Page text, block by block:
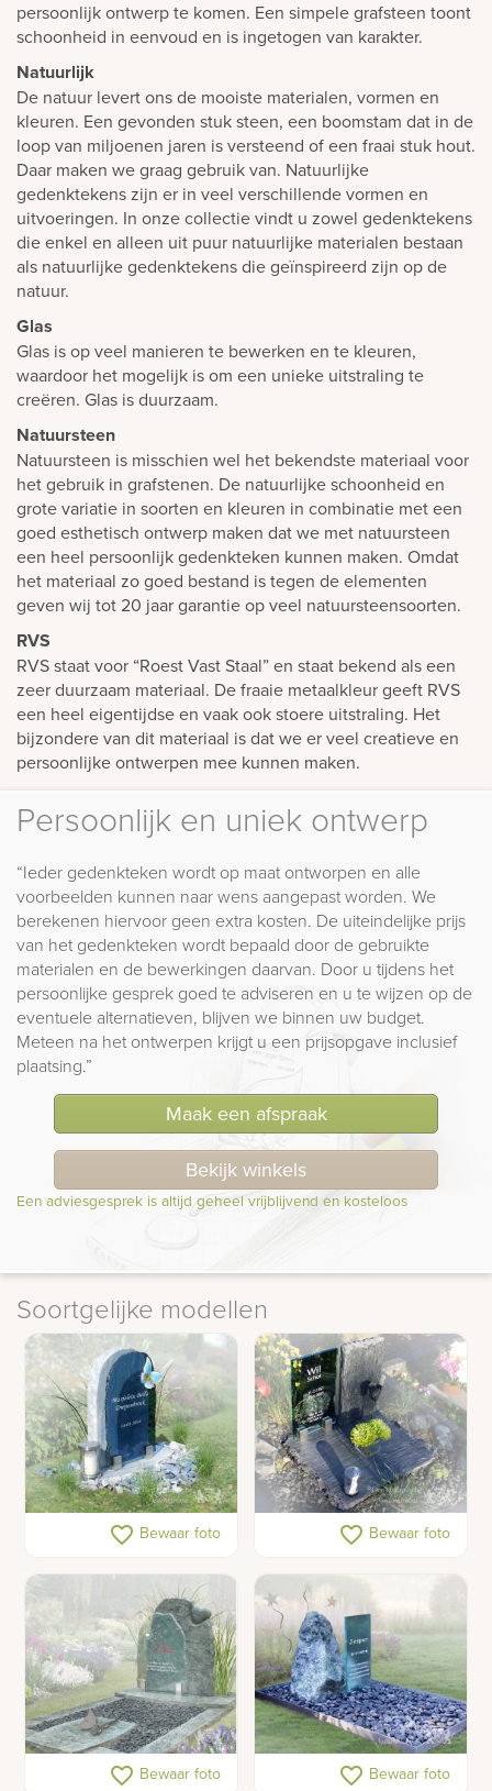
persoonlijk ontwerp te komen. Een simpele grafsteen toont
schoonheid in eenvoud en is ingetogen van karakter.
Natuurlijk
De natuur levert ons de mooiste materialen, vormen en
kleuren. Een gevonden stuk steen, een boomstam dat in de
loop van miljoenen jaren is versteend of een fraai stuk hout.
Daar maken we graag gebruik van. Natuurlijke
gedenktekens zijn er in veel verschillende vormen en
uitvoeringen. In onze collectie vindt u zowel gedenktekens
die enkel en alleen uit puur natuurlijke materialen bestaan
als natuurlijke gedenktekens die geïnspireerd zijn op de
natuur.
Glas
Glas is op veel manieren te bewerken en te kleuren,
waardoor het mogelijk is om een unieke uitstraling te
creëren. Glas is duurzaam.
Natuursteen
Natuursteen is misschien wel het bekendste materiaal voor
het gebruik in grafstenen. De natuurlijke schoonheid en
grote variatie in soorten en kleuren in combinatie met een
goed esthetisch ontwerp maken dat we met natuursteen
een heel persoonlijk gedenkteken kunnen maken. Omdat
het materiaal zo goed bestand is tegen de elementen
geven wij tot 20 jaar garantie op veel natuursteensoorten.
RVS
RVS staat voor “Roest Vast Staal” en staat bekend als een
zeer duurzaam materiaal. De fraaie metaalkleur geeft RVS
een heel eigentijdse en vaak ook stoere uitstraling. Het
bijzondere van dit materiaal is dat we er veel creatieve en
persoonlijke ontwerpen mee kunnen maken.
Persoonlijk en uniek ontwerp
“Ieder gedenkteken wordt op maat ontworpen en alle
voorbeelden kunnen naar wens aangepast worden. We
berekenen hiervoor geen extra kosten. De uiteindelijke prijs
van het gedenkteken wordt bepaald door de gebruikte
materialen en de bewerkingen daarvan. Door u tijdens het
persoonlijke gesprek goed te adviseren en u te wijzen op de
eventuele alternatieven, blijven we binnen uw budget.
Meteen na het ontwerpen krijgt u een prijsopgave inclusief
plaatsing.”
Maak een afspraak
Bekijk winkels
Een adviesgesprek is altijd geheel vrijblijvend en kosteloos
Soortgelijke modellen
Kindergrafsteen glas
favorite_border Bewaar foto Urnengraf gedenksteen
favorite_border Bewaar foto
Gedenkmonument met
favorite_border Bewaar foto Kindergrafmonument
favorite_border Bewaar foto